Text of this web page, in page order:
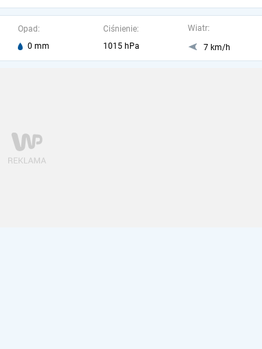
Opad:
0 mm
Ciśnienie:
1015 hPa
Wiatr:
7 km/h